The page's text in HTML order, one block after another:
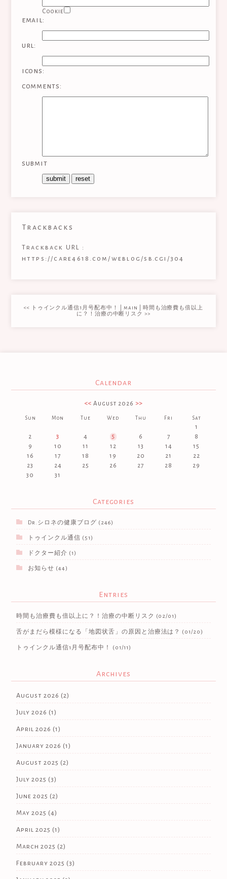
Cookie
email:
url:
icons:
comments:
submit
Trackbacks
Trackback URL :
https://care4618.com/weblog/sb.cgi/304
<< トゥインクル通信1月号配布中！ main
時間も治療費も倍以上
に？！治療の中断リスク >>
Calendar
<< August 2026 >>
Sun Mon Tue Wed Thu Fri Sat
1
2
3 4 5 6 7
8
9
10 11 12 13 14
15
16
17 18 19 20 21
22
23
24 25 26 27 28
29
30
31
Categories
Dr.シロネの健康ブログ (246)
トゥインクル通信 (51)
ドクター紹介 (1)
お知らせ (44)
Entries
時間も治療費も倍以上に？！治療の中断リスク (02/01)
舌がまだら模様になる「地図状舌」の原因と治療法は？ (01/20)
トゥインクル通信1月号配布中！ (01/11)
Archives
August 2026 (2)
July 2026 (1)
April 2026 (1)
January 2026 (1)
August 2025 (2)
July 2025 (3)
June 2025 (2)
May 2025 (4)
April 2025 (1)
March 2025 (2)
February 2025 (3)